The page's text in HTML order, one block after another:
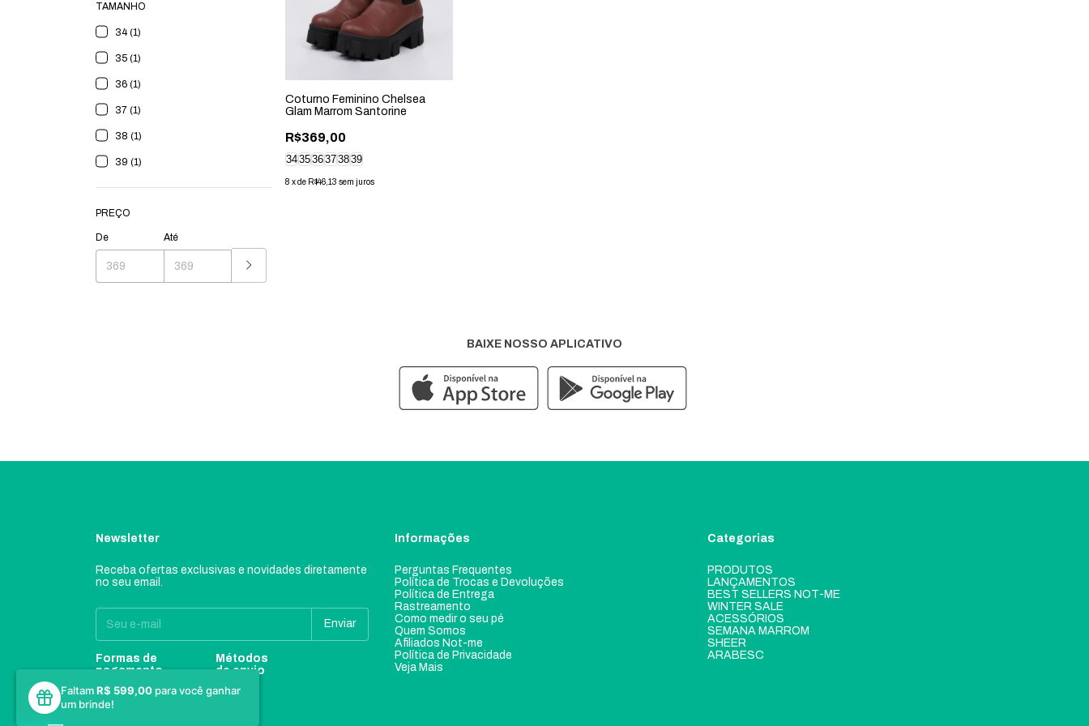
FaltamR$ 599,00 para você ganhar
um brinde!
TAMANHO
34 (1)
35 (1)
36 (1)
37 (1)
38 (1)
39 (1)
PREÇO
De Até
Coturno Feminino Chelsea
Glam Marrom Santorine
R$369,00
343536373839
8 xde R$46,13 sem juros
BAIXE NOSSO APLICATIVO
Newsletter
Receba ofertas exclusivas e novidades diretamente
no seu email.
Informações
Perguntas Frequentes
Política de Trocas e Devoluções
Política de Entrega
Rastreamento
Como medir o seu pé
Quem Somos
Afiliados Not-me
Política de Privacidade
Veja Mais
Categorias
PRODUTOS
LANÇAMENTOS
BEST SELLERS NOT-ME
WINTER SALE
ACESSÓRIOS
SEMANA MARROM
SHEER
ARABESC
Formas de
pagamento
Métodos
de envio